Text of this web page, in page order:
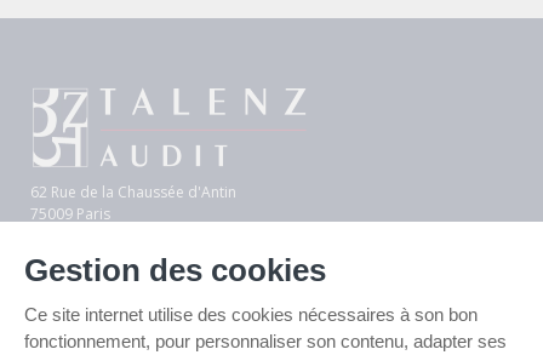
62 Rue de la Chaussée d'Antin
75009 Paris
Une nouvelle vision de l’audit
Besoin d'informations, un conseil...
Gestion des cookies
Ce site internet utilise des cookies nécessaires à son bon
fonctionnement, pour personnaliser son contenu, adapter ses